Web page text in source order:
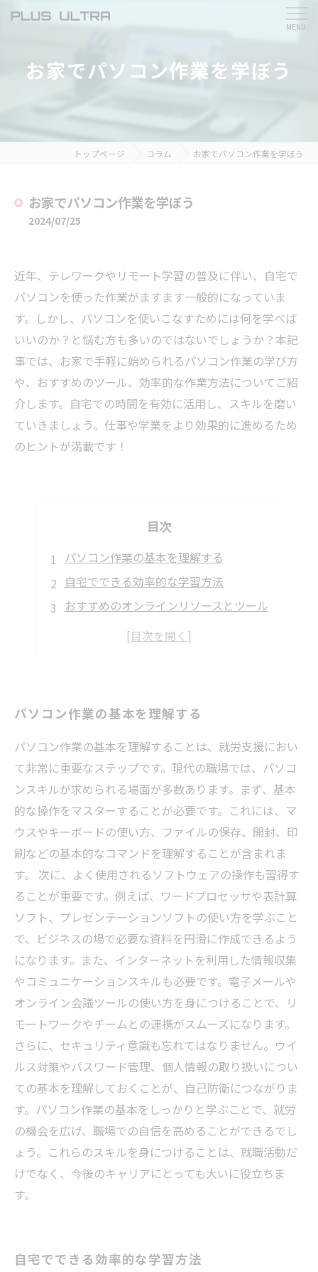
お家でパソコン作業を学ぼう
トップページ コラム お家でパソコン作業を学ぼう
お家でパソコン作業を学ぼう
2024/07/25
近年、テレワークやリモート学習の普及に伴い、自宅で
パソコンを使った作業がますます一般的になっていま
す。しかし、パソコンを使いこなすためには何を学べば
いいのか？と悩む方も多いのではないでしょうか？本記
事では、お家で手軽に始められるパソコン作業の学び方
や、おすすめのツール、効率的な作業方法についてご紹
介します。自宅での時間を有効に活用し、スキルを磨い
ていきましょう。仕事や学業をより効果的に進めるため
のヒントが満載です！
目次
パソコン作業の基本を理解する
自宅でできる効率的な学習方法
おすすめのオンラインリソースとツール
作業環境を整えるコツと注意点
パソコン作業の基本を理解する
パソコン作業の基本を理解することは、就労支援におい
て非常に重要なステップです。現代の職場では、パソコ
ンスキルが求められる場面が多数あります。まず、基本
的な操作をマスターすることが必要です。これには、マ
ウスやキーボードの使い方、ファイルの保存、開封、印
刷などの基本的なコマンドを理解することが含まれま
す。 次に、よく使用されるソフトウェアの操作も習得す
ることが重要です。例えば、ワードプロセッサや表計算
ソフト、プレゼンテーションソフトの使い方を学ぶこと
で、ビジネスの場で必要な資料を円滑に作成できるよう
になります。また、インターネットを利用した情報収集
やコミュニケーションスキルも必要です。電子メールや
オンライン会議ツールの使い方を身につけることで、リ
モートワークやチームとの連携がスムーズになります。
さらに、セキュリティ意識も忘れてはなりません。ウイ
ルス対策やパスワード管理、個人情報の取り扱いについ
ての基本を理解しておくことが、自己防衛につながりま
す。パソコン作業の基本をしっかりと学ぶことで、就労
の機会を広げ、職場での自信を高めることができるでし
ょう。これらのスキルを身につけることは、就職活動だ
けでなく、今後のキャリアにとっても大いに役立ちま
す。
自宅でできる効率的な学習方法